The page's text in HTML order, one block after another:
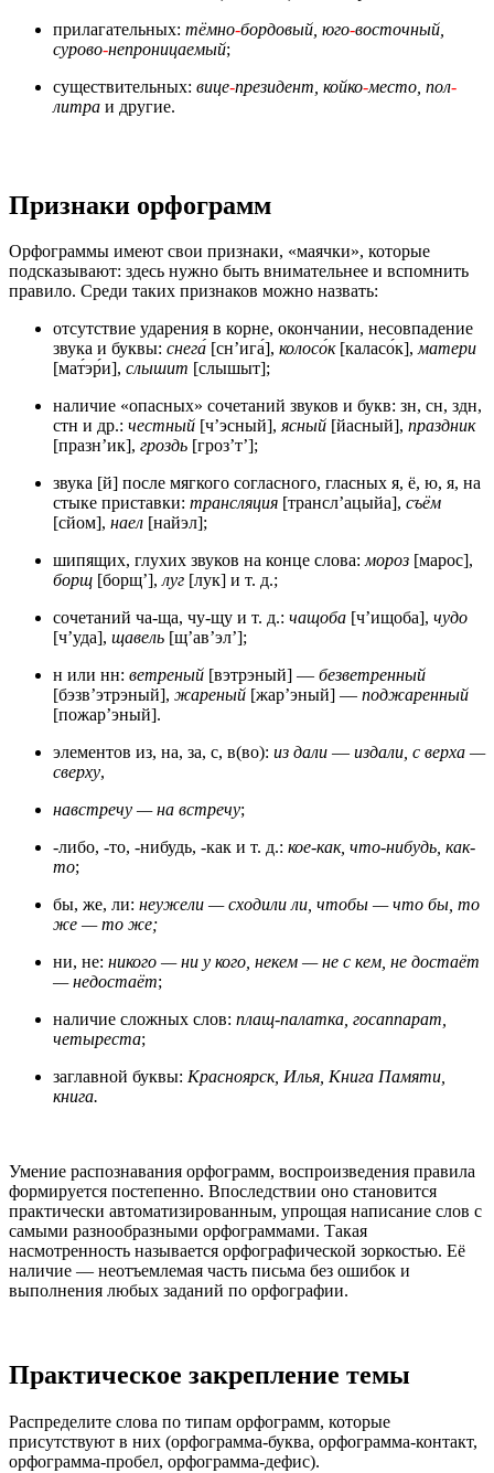
прилагательных: тёмно-бордовый, юго-восточный,
сурово-непроницаемый;
существительных: вице-президент, койко-место, пол-
литра и другие.
Признаки орфограмм
Орфограммы имеют свои признаки, «маячки», которые
подсказывают: здесь нужно быть внимательнее и вспомнить
правило. Среди таких признаков можно назвать:
отсутствие ударения в корне, окончании, несовпадение
звука и буквы: снега́ [сн’ига́], колосо́к[каласо́к],матери
[мат́эр́и], слышит [слышыт];
наличие «опасных» сочетаний звуков и букв: зн, сн, здн,
стн и др.: честный [ч’эсный],ясный [йасный], праздник
[празн’ик], гроздь [гроз’т’];
звука [й] после мягкого согласного, гласных я, ё, ю, я, на
стыке приставки: трансляция [трансл’ацыйа], съём
[сйом], наел [найэл];
шипящих, глухих звуков на конце слова:мороз [марос],
борщ [борщ’],луг [лук] и т. д.;
сочетаний ча-ща, чу-щу и т. д.: чащоба [ч’ищоба], чудо
[ч’уда], щавель [щ’ав’эл’];
н или нн: ветреный [вэтрэный] — безветренный
[бэзв’этрэный], жареный [жар’эный] — поджаренный
[пожар’эный].
элементов из, на, за, с, в(во): из дали — издали, с верха —
сверху,
навстречу — на встречу;
-либо, -то, -нибудь, -как и т. д.: кое-как, что-нибудь, как-
то;
бы, же, ли: неужели — сходили ли, чтобы — что бы, то
же — то же;
ни, не: никого — ни у кого, некем — не с кем, не достаёт
— недостаёт;
наличие сложных слов: плащ-палатка, госаппарат,
четыреста;
заглавной буквы: Красноярск, Илья, Книга Памяти,
книга.
Умение распознавания орфограмм, воспроизведения правила
формируется постепенно. Впоследствии оно становится
практически автоматизированным, упрощая написание слов с
самыми разнообразными орфограммами. Такая
насмотренность называется орфографической зоркостью. Её
наличие — неотъемлемая часть письма без ошибок и
выполнения любых заданий по орфографии.
Практическое закрепление темы
Распределите слова по типам орфограмм, которые
присутствуют в них (орфограмма-буква, орфограмма-контакт,
орфограмма-пробел, орфограмма-дефис).